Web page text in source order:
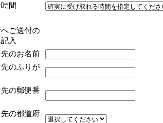
間
ご送付の
入
のお名前
のふりが
の郵便番
の都道府